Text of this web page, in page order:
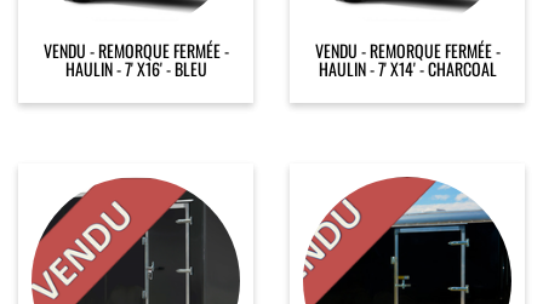
VENDU - REMORQUE FERMÉE -
HAULIN - 7' X16' - BLEU
VENDU - REMORQUE FERMÉE -
HAULIN - 7' X14' - CHARCOAL